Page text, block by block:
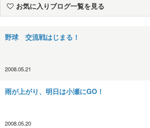
お気に入りブログ一覧を見る
野球 交流戦はじまる！
2008.05.21
雨が上がり、明日は小瀬にGO！
2008.05.20